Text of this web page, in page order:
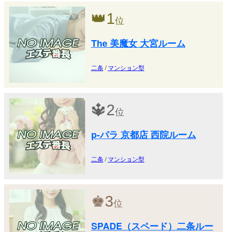
👑1位
The 美魔女 大宮ルーム
二条 /マンション型
🔱2位
p-パラ 京都店 西院ルーム
二条 /マンション型
♚3位
SPADE（スペード）二条ルー